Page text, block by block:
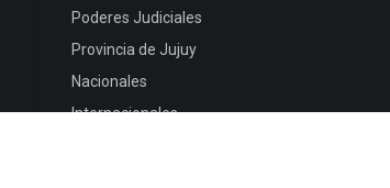
Poderes Judiciales
Provincia de Jujuy
Nacionales
Internacionales